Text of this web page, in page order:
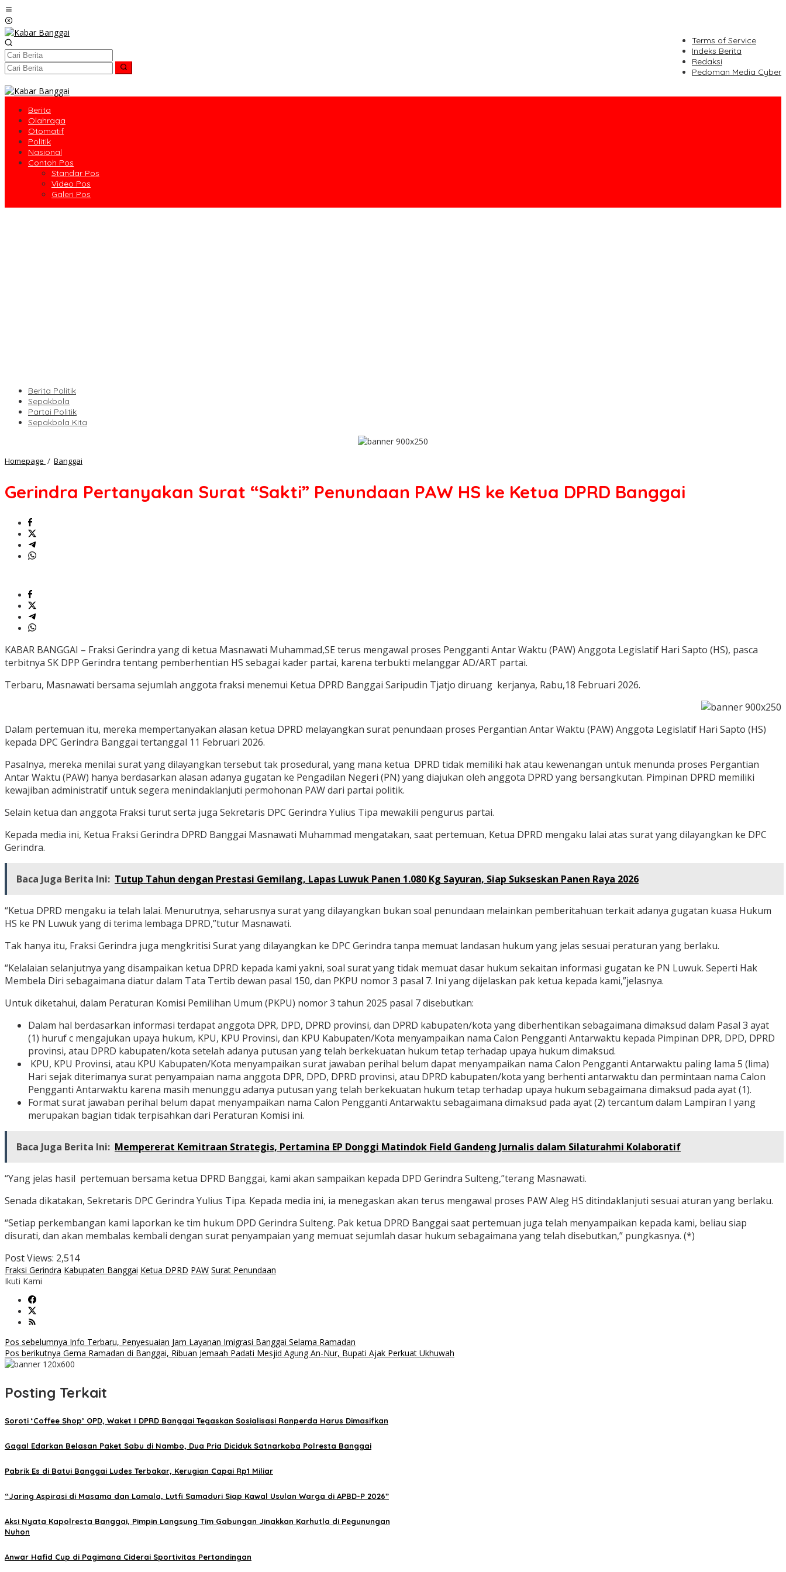
Lewati
ke
konten
Terms of Service
Indeks Berita
Redaksi
Pedoman Media Cyber
Berita
Olahraga
Otomatif
Politik
Nasional
Contoh Pos
Standar Pos
Video Pos
Galeri Pos
Berita Politik
Sepakbola
Partai Politik
Sepakbola Kita
Homepage / Banggai
"Sakti"
Gerindra Pertanyakan Surat “Sakti” Penundaan PAW HS ke Ketua DPRD Banggai
KABAR BANGGAI – Fraksi Gerindra yang di ketua Masnawati Muhammad,SE terus mengawal proses Pengganti Antar Waktu (PAW) Anggota Legislatif Hari Sapto (HS), pasca
terbitnya SK DPP Gerindra tentang pemberhentian HS sebagai kader partai, karena terbukti melanggar AD/ART partai.
Terbaru, Masnawati bersama sejumlah anggota fraksi menemui Ketua DPRD Banggai Saripudin Tjatjo diruang kerjanya, Rabu,18 Februari 2026.
Dalam pertemuan itu, mereka mempertanyakan alasan ketua DPRD melayangkan surat penundaan proses Pergantian Antar Waktu (PAW) Anggota Legislatif Hari Sapto (HS)
kepada DPC Gerindra Banggai tertanggal 11 Februari 2026.
Pasalnya, mereka menilai surat yang dilayangkan tersebut tak prosedural, yang mana ketua DPRD tidak memiliki hak atau kewenangan untuk menunda proses Pergantian
Antar Waktu (PAW) hanya berdasarkan alasan adanya gugatan ke Pengadilan Negeri (PN) yang diajukan oleh anggota DPRD yang bersangkutan. Pimpinan DPRD memiliki
kewajiban administratif untuk segera menindaklanjuti permohonan PAW dari partai politik.
Selain ketua dan anggota Fraksi turut serta juga Sekretaris DPC Gerindra Yulius Tipa mewakili pengurus partai.
Kepada media ini, Ketua Fraksi Gerindra DPRD Banggai Masnawati Muhammad mengatakan, saat pertemuan, Ketua DPRD mengaku lalai atas surat yang dilayangkan ke DPC
Gerindra.
Baca Juga Berita Ini: Tutup Tahun dengan Prestasi Gemilang, Lapas Luwuk Panen 1.080 Kg Sayuran, Siap Sukseskan Panen Raya 2026
“Ketua DPRD mengaku ia telah lalai. Menurutnya, seharusnya surat yang dilayangkan bukan soal penundaan melainkan pemberitahuan terkait adanya gugatan kuasa Hukum
HS ke PN Luwuk yang di terima lembaga DPRD,”tutur Masnawati.
Tak hanya itu, Fraksi Gerindra juga mengkritisi Surat yang dilayangkan ke DPC Gerindra tanpa memuat landasan hukum yang jelas sesuai peraturan yang berlaku.
“Kelalaian selanjutnya yang disampaikan ketua DPRD kepada kami yakni, soal surat yang tidak memuat dasar hukum sekaitan informasi gugatan ke PN Luwuk. Seperti Hak
Membela Diri sebagaimana diatur dalam Tata Tertib dewan pasal 150, dan PKPU nomor 3 pasal 7. Ini yang dijelaskan pak ketua kepada kami,”jelasnya.
Untuk diketahui, dalam Peraturan Komisi Pemilihan Umum (PKPU) nomor 3 tahun 2025 pasal 7 disebutkan:
Dalam hal berdasarkan informasi terdapat anggota DPR, DPD, DPRD provinsi, dan DPRD kabupaten/kota yang diberhentikan sebagaimana dimaksud dalam Pasal 3 ayat
(1) huruf c mengajukan upaya hukum, KPU, KPU Provinsi, dan KPU Kabupaten/Kota menyampaikan nama Calon Pengganti Antarwaktu kepada Pimpinan DPR, DPD, DPRD
provinsi, atau DPRD kabupaten/kota setelah adanya putusan yang telah berkekuatan hukum tetap terhadap upaya hukum dimaksud.
KPU, KPU Provinsi, atau KPU Kabupaten/Kota menyampaikan surat jawaban perihal belum dapat menyampaikan nama Calon Pengganti Antarwaktu paling lama 5 (lima)
Hari sejak diterimanya surat penyampaian nama anggota DPR, DPD, DPRD provinsi, atau DPRD kabupaten/kota yang berhenti antarwaktu dan permintaan nama Calon
Pengganti Antarwaktu karena masih menunggu adanya putusan yang telah berkekuatan hukum tetap terhadap upaya hukum sebagaimana dimaksud pada ayat (1).
Format surat jawaban perihal belum dapat menyampaikan nama Calon Pengganti Antarwaktu sebagaimana dimaksud pada ayat (2) tercantum dalam Lampiran I yang
merupakan bagian tidak terpisahkan dari Peraturan Komisi ini.
Baca Juga Berita Ini: Mempererat Kemitraan Strategis, Pertamina EP Donggi Matindok Field Gandeng Jurnalis dalam Silaturahmi Kolaboratif
“Yang jelas hasil pertemuan bersama ketua DPRD Banggai, kami akan sampaikan kepada DPD Gerindra Sulteng,”terang Masnawati.
Senada dikatakan, Sekretaris DPC Gerindra Yulius Tipa. Kepada media ini, ia menegaskan akan terus mengawal proses PAW Aleg HS ditindaklanjuti sesuai aturan yang berlaku.
“Setiap perkembangan kami laporkan ke tim hukum DPD Gerindra Sulteng. Pak ketua DPRD Banggai saat pertemuan juga telah menyampaikan kepada kami, beliau siap
disurati, dan akan membalas kembali dengan surat penyampaian yang memuat sejumlah dasar hukum sebagaimana yang telah disebutkan,” pungkasnya. (*)
Post Views: 2,514
Fraksi Gerindra Kabupaten Banggai Ketua DPRD PAW Surat Penundaan
Ikuti Kami
Navigasi
pos
Pos sebelumnya Info Terbaru, Penyesuaian Jam Layanan Imigrasi Banggai Selama Ramadan
Pos berikutnya Gema Ramadan di Banggai, Ribuan Jemaah Padati Mesjid Agung An-Nur, Bupati Ajak Perkuat Ukhuwah
Posting Terkait
Soroti ‘Coffee Shop’ OPD, Waket I DPRD Banggai Tegaskan Sosialisasi Ranperda Harus Dimasifkan
Gagal Edarkan Belasan Paket Sabu di Nambo, Dua Pria Diciduk Satnarkoba Polresta Banggai
Pabrik Es di Batui Banggai Ludes Terbakar, Kerugian Capai Rp1 Miliar
“Jaring Aspirasi di Masama dan Lamala, Lutfi Samaduri Siap Kawal Usulan Warga di APBD-P 2026”
Aksi Nyata Kapolresta Banggai, Pimpin Langsung Tim Gabungan Jinakkan Karhutla di Pegunungan
Nuhon
Anwar Hafid Cup di Pagimana Ciderai Sportivitas Pertandingan